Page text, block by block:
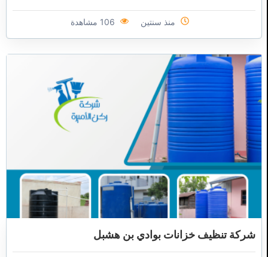
منذ سنتين
شركة تنظيف خزانات بوادي بن هشبل